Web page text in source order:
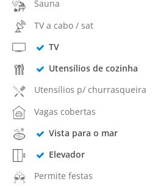
Sauna
TV a cabo / sat
TV
Utensílios de cozinha
Utensílios p/ churrasqueira
Vagas cobertas
Vista para o mar
Elevador
Permite festas